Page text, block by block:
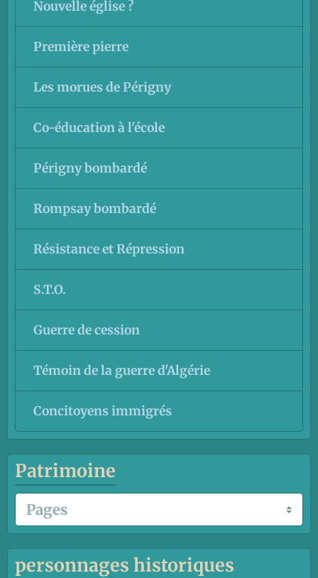
Nouvelle église ?
Première pierre
Les morues de Périgny
Co-éducation à l'école
Périgny bombardé
Rompsay bombardé
Résistance et Répression
S.T.O.
Guerre de cession
Témoin de la guerre d'Algérie
Concitoyens immigrés
Patrimoine
personnages historiques